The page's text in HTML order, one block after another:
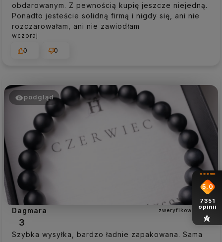
obdarowanym. Z pewnością kupię jeszcze niejedną.
Ponadto jesteście solidną firmą i nigdy się, ani nie
rozczarowałam, ani nie zawiodłam
wczoraj
0
0
podgląd
Dagmara zweryfikowano
3
Szybka wysyłka, bardzo ładnie zapakowana. Sama
5.0
7351
opinii